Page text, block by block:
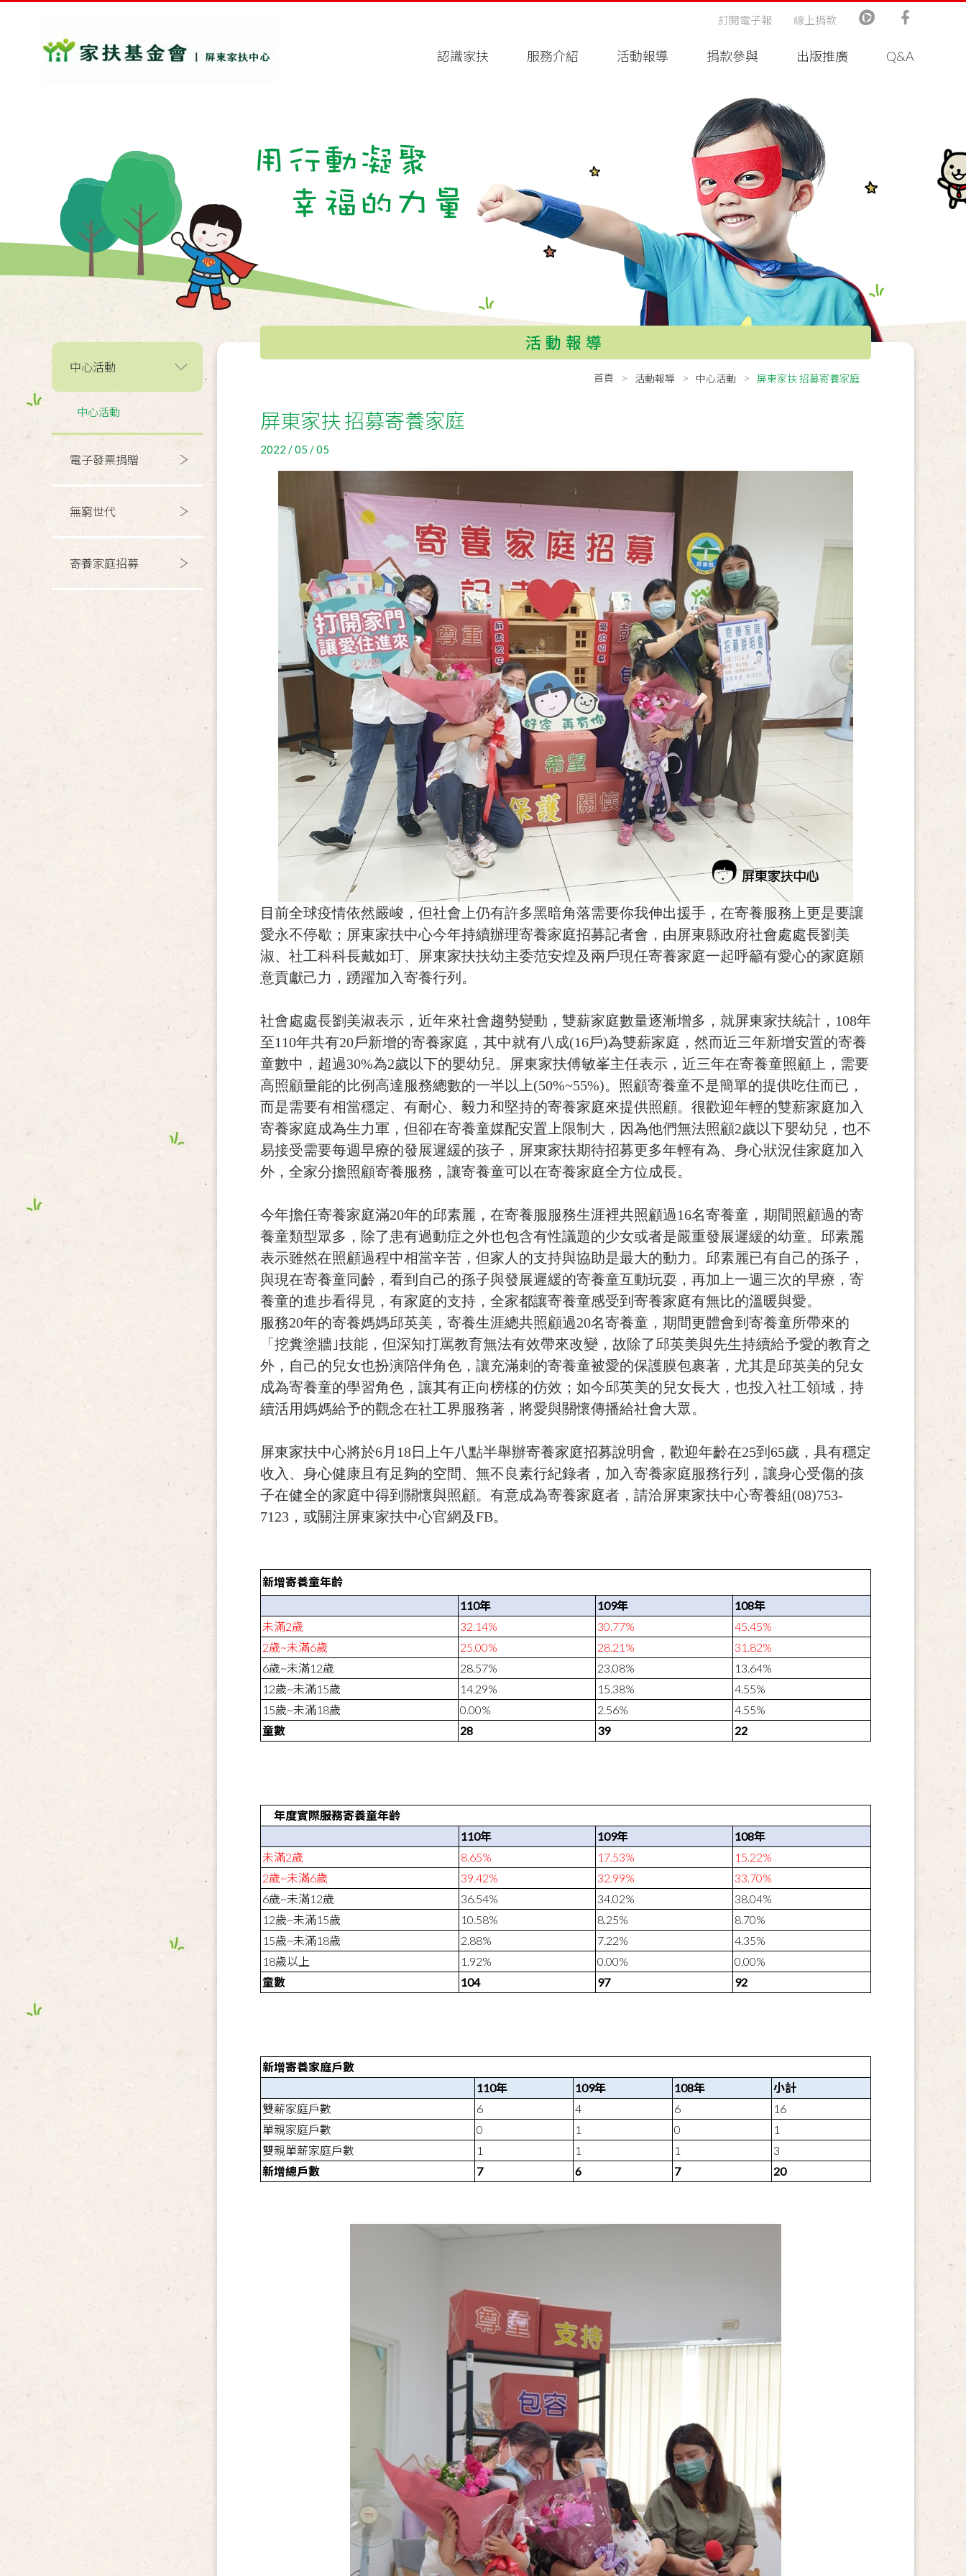
認識家扶 服務介紹 活動報導 捐款參與 出版推廣 Q&A
訂閱電子報 線上捐款
中心活動
中心活動
電子發票捐贈
無窮世代
寄養家庭招募
活動報導
首頁 活動報導 中心活動 屏東家扶 招募寄養家庭
屏東家扶 招募寄養家庭
2022 / 05 / 05
目前全球疫情依然嚴峻，但社會上仍有許多黑暗角落需要你我伸出援手，在寄養服務上更是要讓
愛永不停歇；屏東家扶中心今年持續辦理寄養家庭招募記者會，由屏東縣政府社會處處長劉美
淑、社工科科長戴如玎、屏東家扶扶幼主委范安煌及兩戶現任寄養家庭一起呼籲有愛心的家庭願
意貢獻己力，踴躍加入寄養行列。
社會處處長劉美淑表示，近年來社會趨勢變動，雙薪家庭數量逐漸增多，就屏東家扶統計，108年
至110年共有20戶新增的寄養家庭，其中就有八成(16戶)為雙薪家庭，然而近三年新增安置的寄養
童數中，超過30%為2歲以下的嬰幼兒。屏東家扶傅敏峯主任表示，近三年在寄養童照顧上，需要
高照顧量能的比例高達服務總數的一半以上(50%~55%)。照顧寄養童不是簡單的提供吃住而已，
而是需要有相當穩定、有耐心、毅力和堅持的寄養家庭來提供照顧。很歡迎年輕的雙薪家庭加入
寄養家庭成為生力軍，但卻在寄養童媒配安置上限制大，因為他們無法照顧2歲以下嬰幼兒，也不
易接受需要每週早療的發展遲緩的孩子，屏東家扶期待招募更多年輕有為、身心狀況佳家庭加入
外，全家分擔照顧寄養服務，讓寄養童可以在寄養家庭全方位成長。
今年擔任寄養家庭滿20年的邱素麗，在寄養服服務生涯裡共照顧過16名寄養童，期間照顧過的寄
養童類型眾多，除了患有過動症之外也包含有性議題的少女或者是嚴重發展遲緩的幼童。邱素麗
表示雖然在照顧過程中相當辛苦，但家人的支持與協助是最大的動力。邱素麗已有自己的孫子，
與現在寄養童同齡，看到自己的孫子與發展遲緩的寄養童互動玩耍，再加上一週三次的早療，寄
養童的進步看得見，有家庭的支持，全家都讓寄養童感受到寄養家庭有無比的溫暖與愛。
服務20年的寄養媽媽邱英美，寄養生涯總共照顧過20名寄養童，期間更體會到寄養童所帶來的
「挖糞塗牆｣技能，但深知打罵教育無法有效帶來改變，故除了邱英美與先生持續給予愛的教育之
外，自己的兒女也扮演陪伴角色，讓充滿刺的寄養童被愛的保護膜包裹著，尤其是邱英美的兒女
成為寄養童的學習角色，讓其有正向榜樣的仿效；如今邱英美的兒女長大，也投入社工領域，持
續活用媽媽給予的觀念在社工界服務著，將愛與關懷傳播給社會大眾。
屏東家扶中心將於6月18日上午八點半舉辦寄養家庭招募說明會，歡迎年齡在25到65歲，具有穩定
收入、身心健康且有足夠的空間、無不良素行紀錄者，加入寄養家庭服務行列，讓身心受傷的孩
子在健全的家庭中得到關懷與照顧。有意成為寄養家庭者，請洽屏東家扶中心寄養組(08)753-
7123，或關注屏東家扶中心官網及FB。
新增寄養童年齡
110年 109年 108年
未滿2歲 32.14% 30.77%
45.45%
2歲~未滿6歲 25.00% 28.21%
31.82%
6歲~未滿12歲 28.57% 23.08%
13.64%
12歲~未滿15歲 14.29% 15.38%
4.55%
15歲~未滿18歲 0.00% 2.56%
4.55%
童數
28 39 22
年度實際服務寄養童年齡
110年 109年 108年
未滿2歲 8.65% 17.53%
15.22%
2歲~未滿6歲 39.42% 32.99%
33.70%
6歲~未滿12歲 36.54% 34.02%
38.04%
12歲~未滿15歲 10.58% 8.25%
8.70%
15歲~未滿18歲 2.88% 7.22%
4.35%
18歲以上 1.92% 0.00%
0.00%
童數
104 97 92
新增寄養家庭戶數
110年 109年 108年
小計
雙薪家庭戶數
6 4 6
16
單親家庭戶數
0 1 0
1
雙親單薪家庭戶數
1 1 1
3
新增總戶數
7 6 7 20